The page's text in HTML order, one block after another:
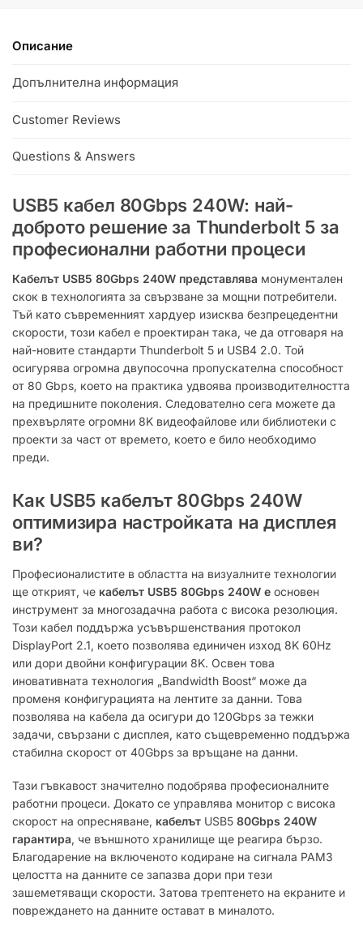
e
Описание
Допълнителна информация
Customer Reviews
Questions & Answers
USB5 кабел 80Gbps 240W: най-
доброто решение за Thunderbolt 5 за
професионални работни процеси
Кабелът USB5 80Gbps 240W представлява монументален
скок в технологията за свързване за мощни потребители.
Тъй като съвременният хардуер изисква безпрецедентни
скорости, този кабел е проектиран така, че да отговаря на
най-новите стандарти Thunderbolt 5 и USB4 2.0. Той
осигурява огромна двупосочна пропускателна способност
от 80 Gbps, което на практика удвоява производителността
на предишните поколения. Следователно сега можете да
прехвърляте огромни 8K видеофайлове или библиотеки с
проекти за част от времето, което е било необходимо
преди.
Как USB5 кабелът 80Gbps 240W
оптимизира настройката на дисплея
ви?
Професионалистите в областта на визуалните технологии
ще открият, че кабелът USB5 80Gbps 240W е основен
инструмент за многозадачна работа с висока резолюция.
Този кабел поддържа усъвършенствания протокол
DisplayPort 2.1, което позволява единичен изход 8K 60Hz
или дори двойни конфигурации 8K. Освен това
иновативната технология „Bandwidth Boost“ може да
променя конфигурацията на лентите за данни. Това
позволява на кабела да осигури до 120Gbps за тежки
задачи, свързани с дисплея, като същевременно поддържа
стабилна скорост от 40Gbps за връщане на данни.
Тази гъвкавост значително подобрява професионалните
работни процеси. Докато се управлява монитор с висока
скорост на опресняване, кабелът USB5 80Gbps 240W
гарантира, че външното хранилище ще реагира бързо.
Благодарение на включеното кодиране на сигнала PAM3
целостта на данните се запазва дори при тези
зашеметяващи скорости. Затова трептенето на екраните и
повреждането на данните остават в миналото.